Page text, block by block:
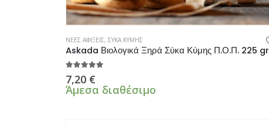
ΝΕΕΣ ΑΦΙΞΕΙΣ, ΣΥΚΑ ΚΥΜΗΣ
Askada Βιολογικά Ξηρά Σύκα Κύμης Π.Ο.Π. 225 gr
7,20 €
Άμεσα διαθέσιμο